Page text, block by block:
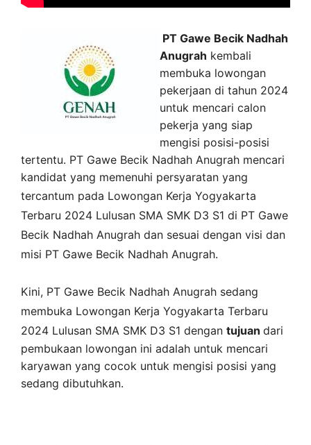
PT Gawe Becik Nadhah
Anugrah kembali
membuka lowongan
pekerjaan di tahun 2024
untuk mencari calon
pekerja yang siap
mengisi posisi-posisi
tertentu. PT Gawe Becik Nadhah Anugrah mencari
kandidat yang memenuhi persyaratan yang
tercantum pada Lowongan Kerja Yogyakarta
Terbaru 2024 Lulusan SMA SMK D3 S1 di PT Gawe
Becik Nadhah Anugrah dan sesuai dengan visi dan
misi PT Gawe Becik Nadhah Anugrah.
Kini, PT Gawe Becik Nadhah Anugrah sedang
membuka Lowongan Kerja Yogyakarta Terbaru
2024 Lulusan SMA SMK D3 S1 dengan tujuan dari
pembukaan lowongan ini adalah untuk mencari
karyawan yang cocok untuk mengisi posisi yang
sedang dibutuhkan.